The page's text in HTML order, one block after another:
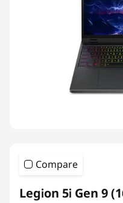
Compare
Legion 5i Gen 9